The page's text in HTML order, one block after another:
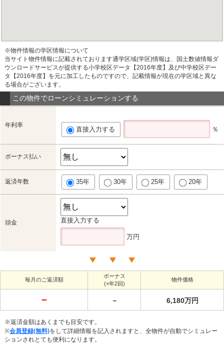
※物件情報の学区情報について
当サイト物件情報に記載されております通学区域(学区)情報は、国土数値情報ダ
ウンロードサービスが提供する小学校区データ【2016年度】及び中学校区デー
タ【2016年度】を元に加工したものですので、記載情報が現在の学区域と異な
る場合がございます。
この物件でローンシミュレーションする
年利率
直接入力する ％
ボーナス払い
返済年数 35年 30年 25年 20年
頭金 直接入力する
万円
毎月のご返済額
ボーナス
(×年2回)
物件価格
－ － 6,180万円
※返済金額はあくまでも目安です。
※会員登録(無料)をして詳細情報を記入されますと、全物件が自動でシミュレー
ションされとても便利になります。